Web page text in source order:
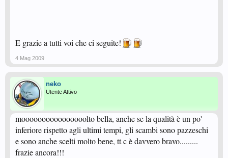
E grazie a tutti voi che ci seguite!
4 Mag 2009
neko
Utente Attivo
moooooooooooooooolto bella, anche se la qualità è un po'
inferiore rispetto agli ultimi tempi, gli scambi sono pazzeschi
e sono anche scelti molto bene, tt c è davvero bravo.........
frazie ancora!!!